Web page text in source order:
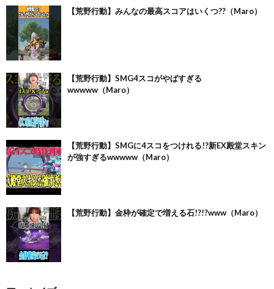
【荒野行動】みんなの最高スコアはいくつ??（Maro）
【荒野行動】SMG4スコがやばすぎる
wwwww（Maro）
【荒野行動】SMGに4スコをつけれる!?新EX殿堂スキン
が強すぎるwwwww（Maro）
【荒野行動】金枠が確定で増える石!?!?www（Maro）